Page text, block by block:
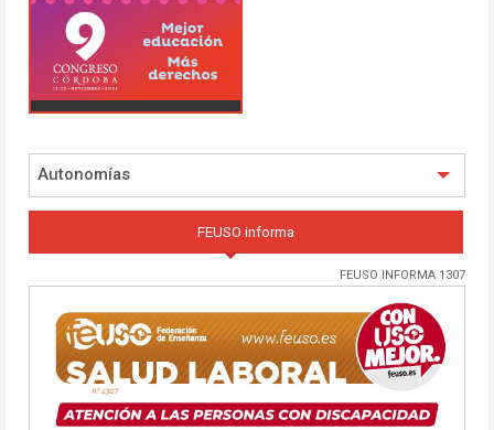
Autonomías
FEUSO informa
FEUSO INFORMA 1307